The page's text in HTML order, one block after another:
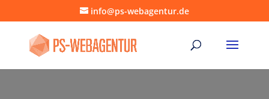
info@ps-webagentur.de